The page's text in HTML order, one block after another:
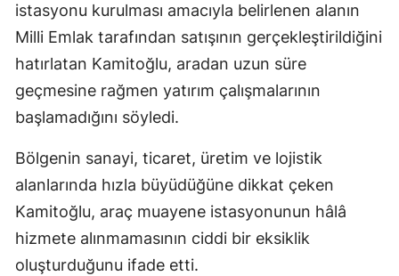
istasyonu kurulması amacıyla belirlenen alanın
Milli Emlak tarafından satışının gerçekleştirildiğini
hatırlatan Kamitoğlu, aradan uzun süre
geçmesine rağmen yatırım çalışmalarının
başlamadığını söyledi.
Bölgenin sanayi, ticaret, üretim ve lojistik
alanlarında hızla büyüdüğüne dikkat çeken
Kamitoğlu, araç muayene istasyonunun hâlâ
hizmete alınmamasının ciddi bir eksiklik
oluşturduğunu ifade etti.